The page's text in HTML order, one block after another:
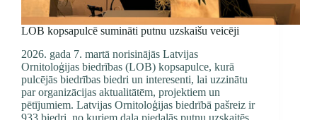
LOB kopsapulcē sumināti putnu uzskaišu veicēji
2026. gada 7. martā norisinājās Latvijas
Ornitoloģijas biedrības (LOB) kopsapulce, kurā
pulcējās biedrības biedri un interesenti, lai uzzinātu
par organizācijas aktualitātēm, projektiem un
pētījumiem. Latvijas Ornitoloģijas biedrībā pašreiz ir
933 biedri, no kuriem daļa piedalās putnu uzskaitēs.